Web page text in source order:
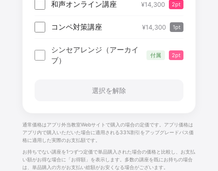
和声オンライン講座 ¥14,300 2pt
コンペ対策講座 ¥14,300 1pt
シンセアレンジ（アーカイ
ブ）
付属 2pt
選択を解除
通常価格はアプリ外当教室Webサイトで購入の場合の定価です。アプリ価格は
アプリ内で購入いただいた場合に適用される33%割引をアップグレードパス価
格に適用した実際のお支払額です。
お持ちでない講座を1つずつ定価で単品購入された場合の価格と比較し、お支払
い額がお得な場合に「お得額」を表示します。多数の講座を既にお持ちの場合
は、単品購入の方がお支払い総額がお安くなる場合がございます。